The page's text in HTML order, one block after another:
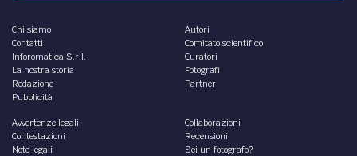
Chi siamo
Contatti
Inforomatica S.r.l.
La nostra storia
Redazione
Pubblicità
Autori
Comitato scientifico
Curatori
Fotografi
Partner
Avvertenze legali
Contestazioni
Note legali
Collaborazioni
Recensioni
Sei un fotografo?